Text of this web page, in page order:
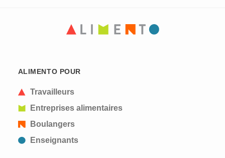
ALIMENTO POUR
Travailleurs
Entreprises alimentaires
Boulangers
Enseignants